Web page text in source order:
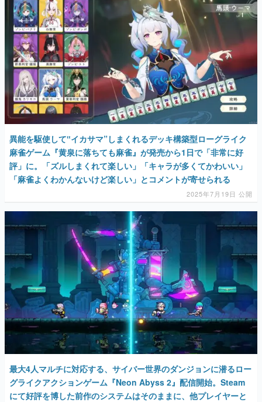
異能を駆使して‟イカサマ”しまくれるデッキ構築型ローグライク
麻雀ゲーム『黄泉に落ちても麻雀』が発売から1日で「非常に好
評」に。「ズルしまくれて楽しい」「キャラが多くてかわいい」
「麻雀よくわかんないけど楽しい」とコメントが寄せられる
2025年7月19日 公開
最大4人マルチに対応する、サイバー世界のダンジョンに潜るロー
グライクアクションゲーム『Neon Abyss 2』配信開始。Steam
にて好評を博した前作のシステムはそのままに、他プレイヤーと